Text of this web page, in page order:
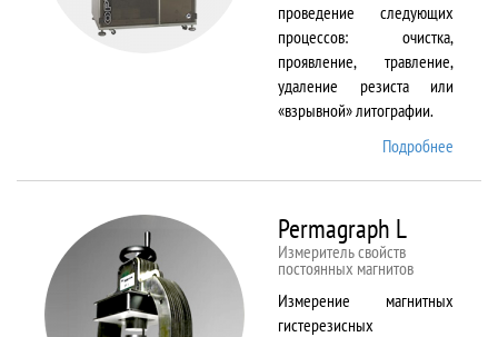
проведение следующих
процессов: очистка,
проявление, травление,
удаление резиста или
«взрывной» литографии.
Подробнее
Permagraph L
Измеритель свойств
постоянных магнитов
Измерение магнитных
гистерезисных